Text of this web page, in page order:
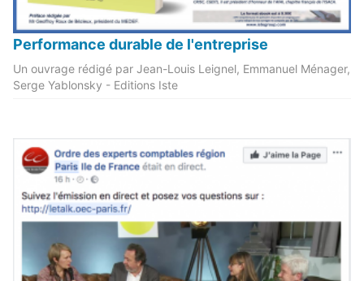
Performance durable de l'entreprise
Un ouvrage rédigé par Jean-Louis Leignel, Emmanuel Ménager,
Serge Yablonsky - Editions Iste